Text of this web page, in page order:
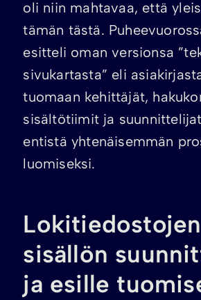
oli niin mahtavaa, että
tämän tästä.
esitteli oman versionsa
sivukartasta” eli
tuomaan kehittäjät,
sisältötiimit ja
entistä yhtenäisemmän
luomiseksi.
sisällön
ja esille